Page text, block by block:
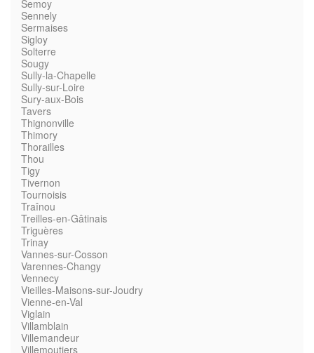
Semoy
Sennely
Sermaises
Sigloy
Solterre
Sougy
Sully-la-Chapelle
Sully-sur-Loire
Sury-aux-Bois
Tavers
Thignonville
Thimory
Thorailles
Thou
Tigy
Tivernon
Tournoisis
Traînou
Treilles-en-Gâtinais
Triguères
Trinay
Vannes-sur-Cosson
Varennes-Changy
Vennecy
Vieilles-Maisons-sur-Joudry
Vienne-en-Val
Viglain
Villamblain
Villemandeur
Villemoutiers